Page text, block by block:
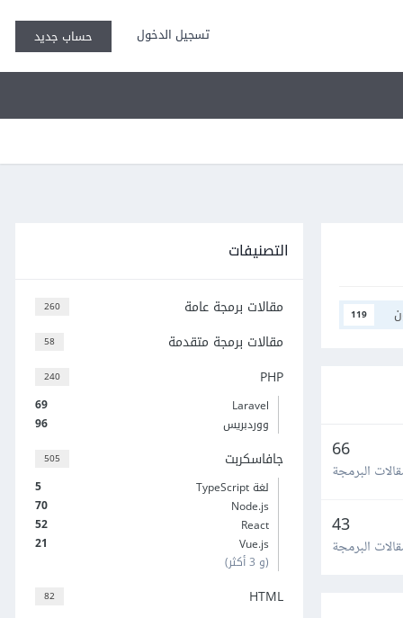
تسجيل الدخول حساب جديد
119
66
البرمجة
43
البرمجة
التصنيفات
260 مقالات برمجة عامة
58 مقالات برمجة متقدمة
240 PHP
69
Laravel
96
ووردبريس
505 جافاسكربت
5
لغة TypeScript
70
Node.js
52
React
21
Vue.js
(و 3 أكثر)
82 HTML